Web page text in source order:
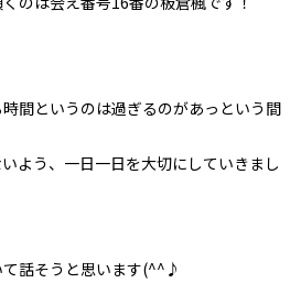
間というのは過ぎるのがあっという間
よう、一日一日を大切にしていきまし
話そうと思います(^^♪